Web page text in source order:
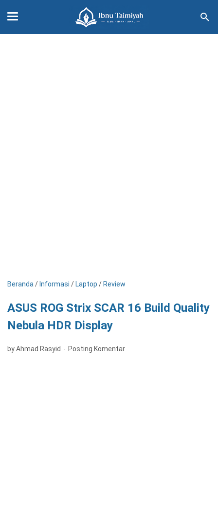
Beranda / Informasi / Laptop / Review
ASUS ROG Strix SCAR 16 Build Quality
Nebula HDR Display
by Ahmad Rasyid Posting Komentar